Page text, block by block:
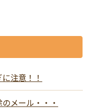
注意！！
メール・・・